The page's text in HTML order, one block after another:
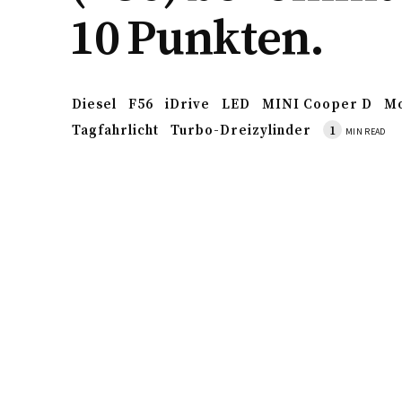
10 Punkten.
Diesel F56 iDrive LED MINI Cooper D
Tagfahrlicht
Turbo-Dreizylinder 1 MIN READ